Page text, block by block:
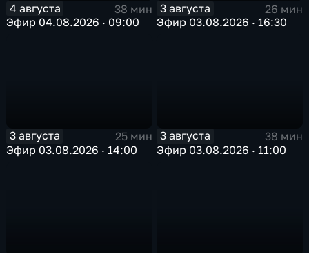
4 августа
38 мин
Эфир 04.08.2026 · 09:00
3 августа
26 мин
Эфир 03.08.2026 · 16:30
3 августа
25 мин
Эфир 03.08.2026 · 14:00
3 августа
38 мин
Эфир 03.08.2026 · 11:00